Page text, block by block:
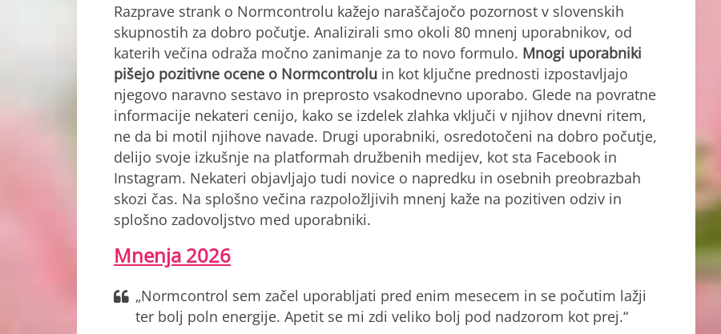
Razprave strank o Normcontrolu kažejo naraščajočo pozornost v slovenskih
skupnostih za dobro počutje. Analizirali smo okoli 80 mnenj uporabnikov, od
katerih večina odraža močno zanimanje za to novo formulo. Mnogi uporabniki
pišejo pozitivne ocene o Normcontrolu in kot ključne prednosti izpostavljajo
njegovo naravno sestavo in preprosto vsakodnevno uporabo. Glede na povratne
informacije nekateri cenijo, kako se izdelek zlahka vključi v njihov dnevni ritem,
ne da bi motil njihove navade. Drugi uporabniki, osredotočeni na dobro počutje,
delijo svoje izkušnje na platformah družbenih medijev, kot sta Facebook in
Instagram. Nekateri objavljajo tudi novice o napredku in osebnih preobrazbah
skozi čas. Na splošno večina razpoložljivih mnenj kaže na pozitiven odziv in
splošno zadovoljstvo med uporabniki.
Mnenja 2026
„Normcontrol sem začel uporabljati pred enim mesecem in se počutim lažji
ter bolj poln energije. Apetit se mi zdi veliko bolj pod nadzorom kot prej.“